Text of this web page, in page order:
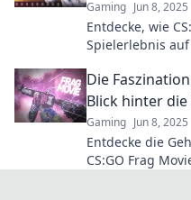
Gaming Jun 8, 2025
Entdecke, wie
Spielerlebnis
Die
Blick hinter die
Gaming Jun 8, 2025
Entdecke die
CS:GO Frag